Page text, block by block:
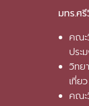
มทร.ศ
คณะ
ประ
วิทย
เที่ยว
คณะ